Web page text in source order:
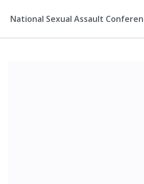
to
National Sexual Assault